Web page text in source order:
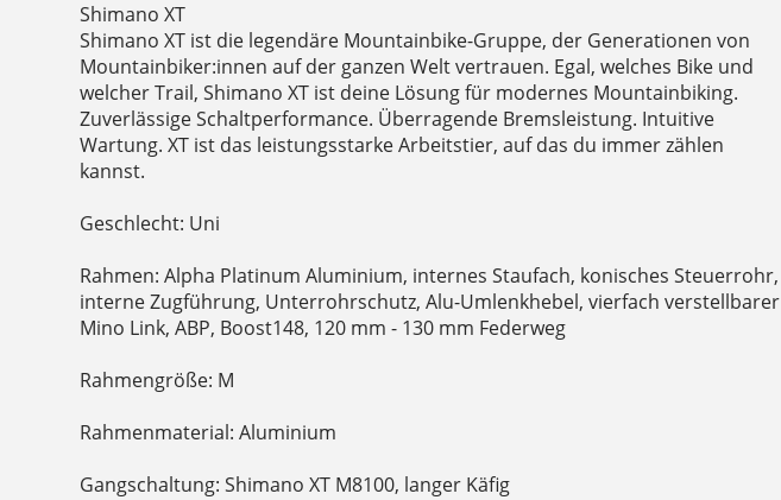
Shimano XT
Shimano XT ist die legendäre Mountainbike-Gruppe, der Generationen von
Mountainbiker:innen auf der ganzen Welt vertrauen. Egal, welches Bike und
welcher Trail, Shimano XT ist deine Lösung für modernes Mountainbiking.
Zuverlässige Schaltperformance. Überragende Bremsleistung. Intuitive
Wartung. XT ist das leistungsstarke Arbeitstier, auf das du immer zählen
kannst.
Geschlecht: Uni
Rahmen: Alpha Platinum Aluminium, internes Staufach, konisches Steuerrohr,
interne Zugführung, Unterrohrschutz, Alu-Umlenkhebel, vierfach verstellbarer
Mino Link, ABP, Boost148, 120 mm - 130 mm Federweg
Rahmengröße: M
Rahmenmaterial: Aluminium
Gangschaltung: Shimano XT M8100, langer Käfig